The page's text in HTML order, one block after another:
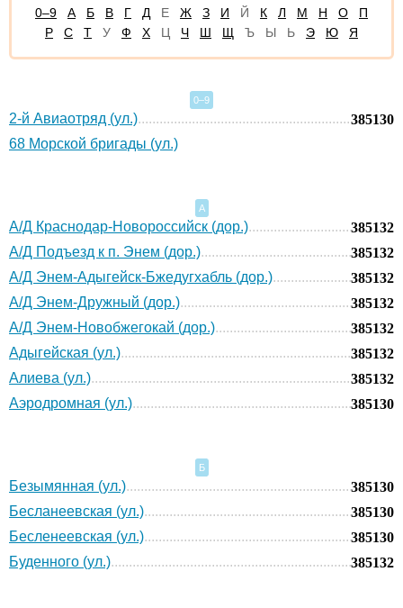
0–9 А Б В Г Д Е Ж З И Й К Л М Н О
П
Р
С Т У Ф Х Ц Ч Ш Щ Ъ Ы Ь Э Ю Я
0–9
2-й Авиаотряд (ул.)
385130
68 Морской бригады (ул.)
А
А/Д Краснодар-Новороссийск (дор.)
385132
А/Д Подъезд к п. Энем (дор.)
385132
А/Д Энем-Адыгейск-Бжедугхабль (дор.)
385132
А/Д Энем-Дружный (дор.)
385132
А/Д Энем-Новобжегокай (дор.)
385132
Адыгейская (ул.)
385132
Алиева (ул.)
385132
Аэродромная (ул.)
385130
Б
Безымянная (ул.)
385130
Бесланеевская (ул.)
385130
Бесленеевская (ул.)
385130
Буденного (ул.)
385132